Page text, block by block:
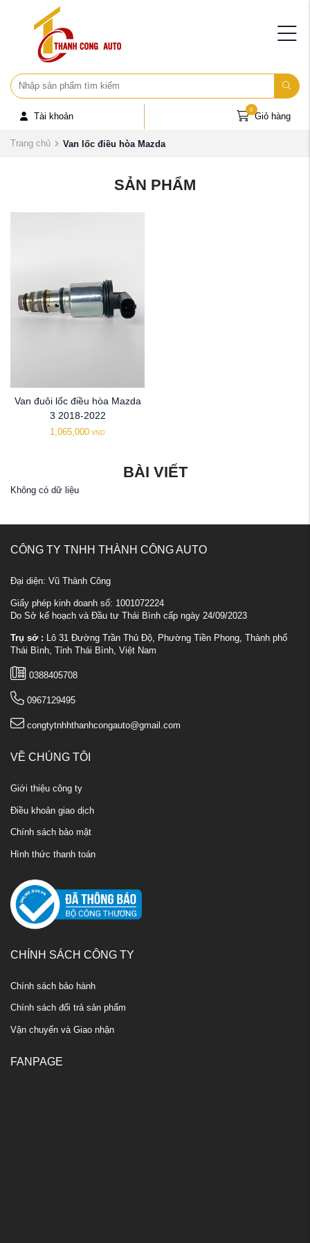
Tài khoản Giỏ hàng
0
Trang chủ Van lốc điều hòa Mazda
SẢN PHẨM
Van đuôi lốc điều hòa Mazda
3 2018-2022
1,065,000 VND
BÀI VIẾT
Không có dữ liệu
CÔNG TY TNHH THÀNH CÔNG AUTO
Đại diện: Vũ Thành Công
Giấy phép kinh doanh số: 1001072224
Do Sở kế hoạch và Đầu tư Thái Bình cấp ngày 24/09/2023
Trụ sở : Lô 31 Đường Trần Thủ Độ, Phường Tiền Phong, Thành phố
Thái Bình, Tỉnh Thái Bình, Việt Nam
0388405708
0967129495
congtytnhhthanhcongauto@gmail.com
VỀ CHÚNG TÔI
Giới thiệu công ty
Điều khoản giao dịch
Chính sách bảo mật
Hình thức thanh toán
CHÍNH SÁCH CÔNG TY
Chính sách bảo hành
Chính sách đổi trả sản phẩm
Vận chuyển và Giao nhận
FANPAGE